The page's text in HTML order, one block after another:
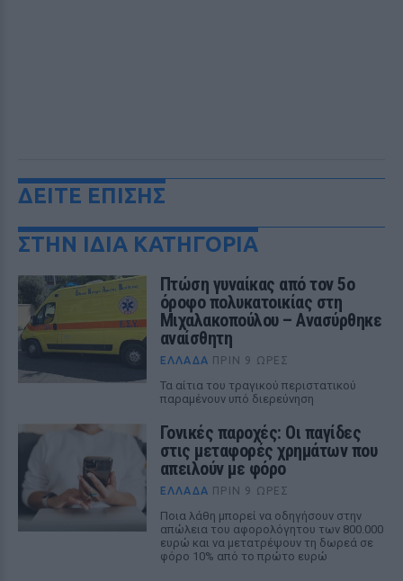
ΔΕΙΤΕ ΕΠΙΣΗΣ
ΣΤΗΝ ΙΔΙΑ ΚΑΤΗΓΟΡΙΑ
Πτώση γυναίκας από τον 5ο
όροφο πολυκατοικίας στη
Μιχαλακοπούλου – Ανασύρθηκε
αναίσθητη
ΕΛΛΆΔΑ ΠΡΙΝ 9 ΏΡΕΣ
Τα αίτια του τραγικού περιστατικού
παραμένουν υπό διερεύνηση
Γονικές παροχές: Οι παγίδες
στις μεταφορές χρημάτων που
απειλούν με φόρο
ΕΛΛΆΔΑ ΠΡΙΝ 9 ΏΡΕΣ
Ποια λάθη μπορεί να οδηγήσουν στην
απώλεια του αφορολόγητου των 800.000
ευρώ και να μετατρέψουν τη δωρεά σε
φόρο 10% από το πρώτο ευρώ